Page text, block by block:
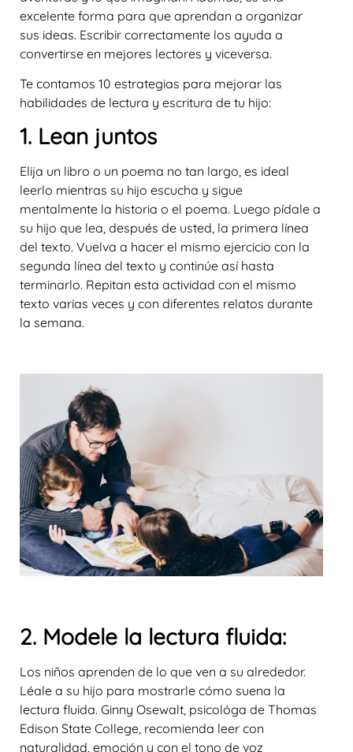
excelente forma para que aprendan a organizar
sus ideas. Escribir correctamente los ayuda a
convertirse en mejores lectores y viceversa.
Te contamos 10 estrategias para mejorar las
habilidades de lectura y escritura de tu hijo:
1. Lean juntos
Elija un libro o un poema no tan largo, es ideal
leerlo mientras su hijo escucha y sigue
mentalmente la historia o el poema. Luego pídale a
su hijo que lea, después de usted, la primera línea
del texto. Vuelva a hacer el mismo ejercicio con la
segunda línea del texto y continúe así hasta
terminarlo. Repitan esta actividad con el mismo
texto varias veces y con diferentes relatos durante
la semana.
2. Modele la lectura fluida:
Los niños aprenden de lo que ven a su alrededor.
Léale a su hijo para mostrarle cómo suena la
lectura fluida. Ginny Osewalt, psicológa de Thomas
Edison State College, recomienda leer con
naturalidad, emoción y con el tono de voz